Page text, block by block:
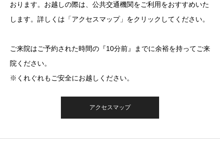
おります。お越しの際は、公共交通機関をご利用をおすすめいた
します。詳しくは「アクセスマップ」をクリックしてください。
ご来院はご予約された時間の『10分前』までに余裕を持ってご来
院ください。
※くれぐれもご安全にお越しください。
アクセスマップ